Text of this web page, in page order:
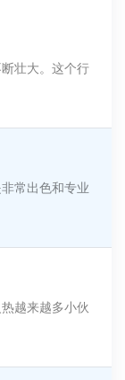
壮大。这个行
常出色和专业
越来越多小伙